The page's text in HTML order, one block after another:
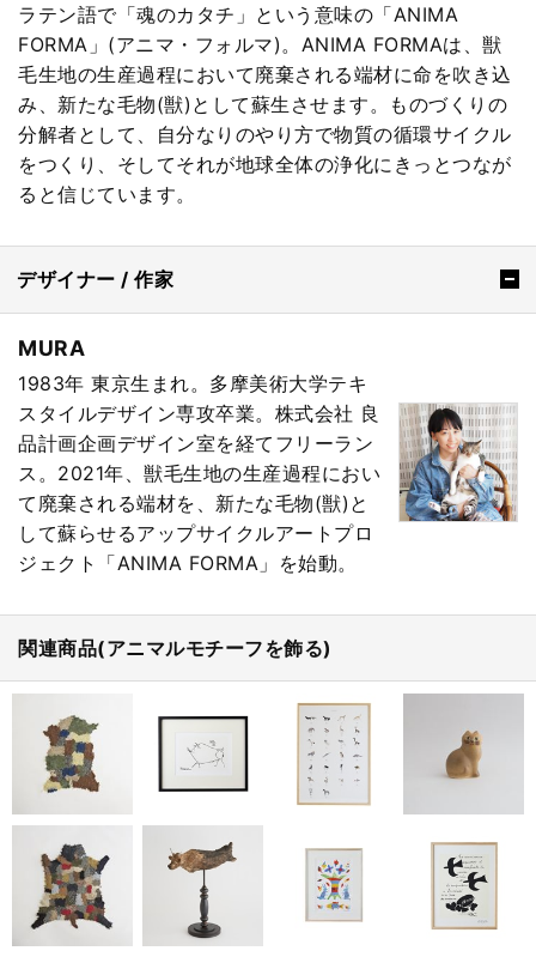
ラテン語で「魂のカタチ」という意味の「ANIMA
FORMA」(アニマ・フォルマ)。ANIMA FORMAは、獣
毛生地の生産過程において廃棄される端材に命を吹き込
み、新たな毛物(獣)として蘇生させます。ものづくりの
分解者として、自分なりのやり方で物質の循環サイクル
をつくり、そしてそれが地球全体の浄化にきっとつなが
ると信じています。
デザイナー / 作家
MURA
1983年 東京生まれ。多摩美術大学テキ
スタイルデザイン専攻卒業。株式会社 良
品計画企画デザイン室を経てフリーラン
ス。2021年、獣毛生地の生産過程におい
て廃棄される端材を、新たな毛物(獣)と
して蘇らせるアップサイクルアートプロ
ジェクト「ANIMA FORMA」を始動。
関連商品(アニマルモチーフを飾る)